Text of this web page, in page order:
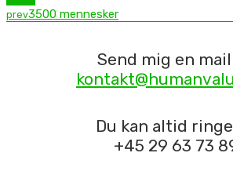
prev3500 mennesker
Send mig en
Du kan altid
+45 29 63 73